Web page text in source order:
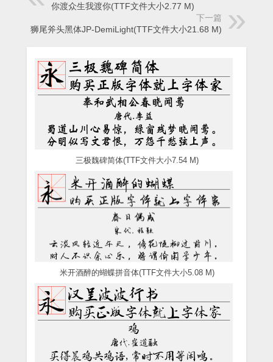
你渡众生我渡你(TTF文件大小2.77 M)
下一篇
狮尾斧头黑体JP-DemiLight(TTF文件大小21.68 M)
三极魏碑简体(TTF文件大小7.54 M)
米开酒醉的蝴蝶拼音体(TTF文件大小5.08 M)